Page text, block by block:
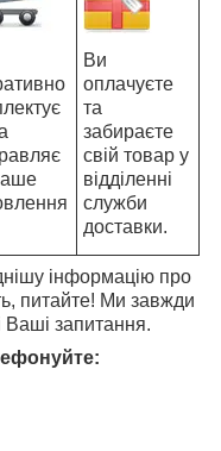
Ви
оплачуєте
та
забираєте
свій товар у
відділенні
служби
доставки.
інформацію про
питайте! Ми завжди
Ваші запитання.